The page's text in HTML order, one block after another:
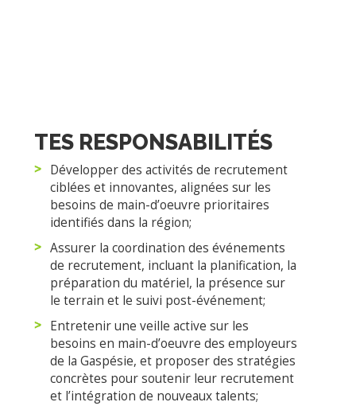
TES RESPONSABILITÉS
Développer des activités de recrutement
ciblées et innovantes, alignées sur les
besoins de main-d’oeuvre prioritaires
identifiés dans la région;
Assurer la coordination des événements
de recrutement, incluant la planification, la
préparation du matériel, la présence sur
le terrain et le suivi post-événement;
Entretenir une veille active sur les
besoins en main-d’oeuvre des employeurs
de la Gaspésie, et proposer des stratégies
concrètes pour soutenir leur recrutement
et l’intégration de nouveaux talents;